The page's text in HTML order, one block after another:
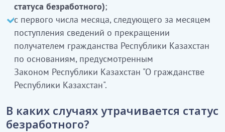
статуса безработного);
с первого числа месяца, следующего за месяцем
поступления сведений о прекращении
получателем гражданства Республики Казахстан
по основаниям, предусмотренным
Законом Республики Казахстан "О гражданстве
Республики Казахстан".
В каких случаях утрачивается статус
безработного?